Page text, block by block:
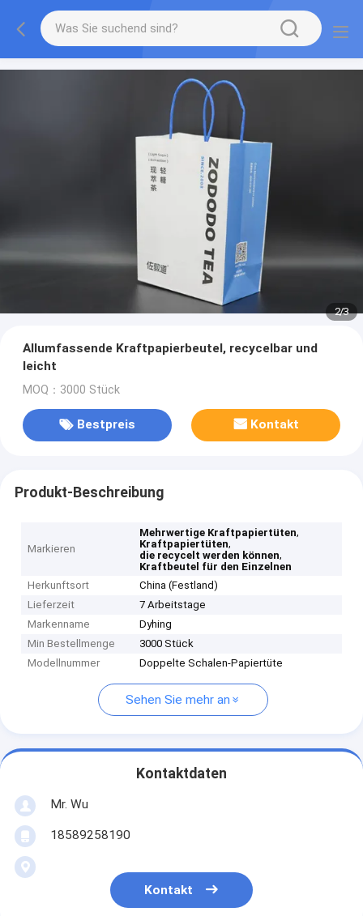
2/3
Allumfassende Kraftpapierbeutel, recycelbar und
leicht
MOQ：3000 Stück
Bestpreis Kontakt
Produkt-Beschreibung
Markieren
Mehrwertige Kraftpapiertüten,
Kraftpapiertüten,
die recycelt werden können,
Kraftbeutel für den Einzelnen
Herkunftsort
China (Festland)
Lieferzeit
7 Arbeitstage
Markenname
Dyhing
Min Bestellmenge
3000 Stück
Modellnummer
Doppelte Schalen-Papiertüte
Sehen Sie mehr an
Kontaktdaten
Mr. Wu
18589258190
Kontakt